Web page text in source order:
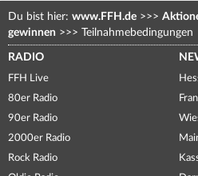
Du bist hier: www.FFH.de >>>
gewinnen >>> Teilnahmebedingungen
RADIO
FFH Live
80er Radio
90er Radio
2000er Radio
Rock Radio